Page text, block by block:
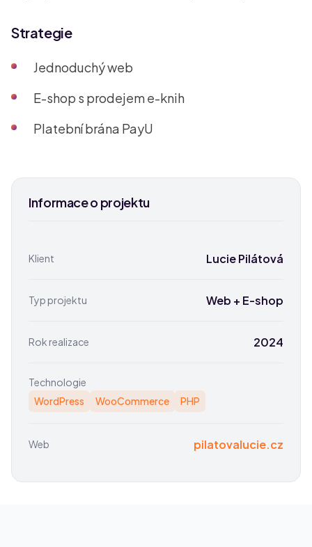
Strategie
Jednoduchý web
E-shop s prodejem e-knih
Platební brána PayU
Informace o projektu
Klient Lucie Pilátová
Typ projektu Web + E-shop
Rok realizace 2024
Technologie
WordPress
WooCommerce PHP
Web pilatovalucie.cz